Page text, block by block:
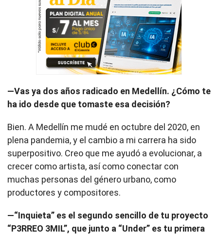
—Vas ya dos años radicado en Medellín. ¿Cómo te
ha ido desde que tomaste esa decisión?
Bien. A Medellín me mudé en octubre del 2020, en
plena pandemia, y el cambio a mi carrera ha sido
superpositivo. Creo que me ayudó a evolucionar, a
crecer como artista, así como conectar con
muchas personas del género urbano, como
productores y compositores.
—“Inquieta” es el segundo sencillo de tu proyecto
“P3RREO 3MIL”, que junto a “Under” es tu primera